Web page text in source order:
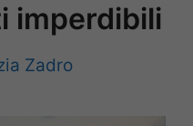
imperdibili
Zadro